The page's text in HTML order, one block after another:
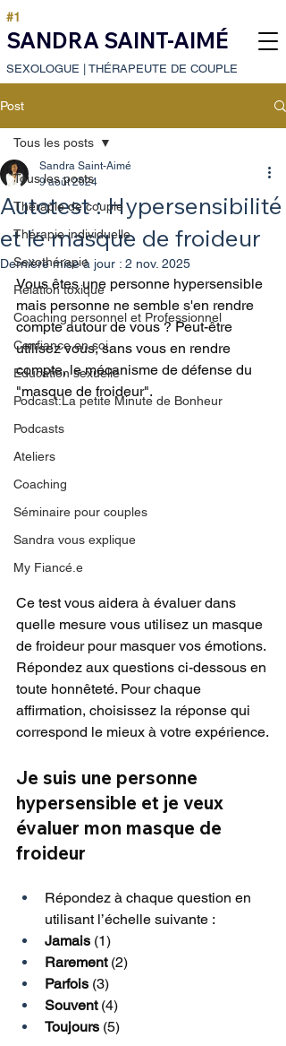
#1
SANDRA SAINT-AIMÉ
SEXOLOGUE THÉRAPEUTE DE COUPLE
Post
Tous les posts
Thérapie de couple
Thérapie individuelle
Sexothérapie
Relation toxique
Coaching personnel et Professionnel
Confiance en soi
Education sexuelle
Podcast:La petite Minute de Bonheur
Podcasts
Ateliers
Coaching
Séminaire pour couples
Sandra vous explique
My Fiancé.e
Tous les posts
Autotest : Hypersensibilité
et le masque de froideur
Sandra Saint-Aimé
9 août 2024
Dernière mise à jour : 2 nov. 2025
Vous êtes une personne hypersensible
mais personne ne semble s'en rendre
compte autour de vous ? Peut-être
utilisez vous, sans vous en rendre
compte, le mécanisme de défense du
"masque de froideur".
Ce test vous aidera à évaluer dans
quelle mesure vous utilisez un masque
de froideur pour masquer vos émotions.
Répondez aux questions ci-dessous en
toute honnêteté. Pour chaque
affirmation, choisissez la réponse qui
correspond le mieux à votre expérience.
Je suis une personne
hypersensible et je veux
évaluer mon masque de
froideur
Répondez à chaque question en
utilisant l’échelle suivante :
Jamais (1)
Rarement (2)
Parfois (3)
Souvent (4)
Toujours (5)